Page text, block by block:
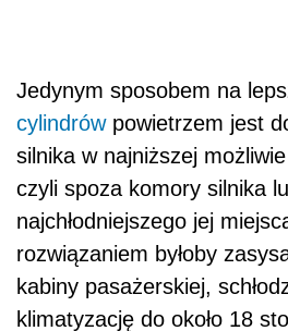
Jedynym sposobem na
cylindrówpowietrzem jest
silnika w najniższej
czyli spoza komory silnika
najchłodniejszego jej
rozwiązaniem byłoby
kabiny pasażerskiej,
klimatyzację do około 18